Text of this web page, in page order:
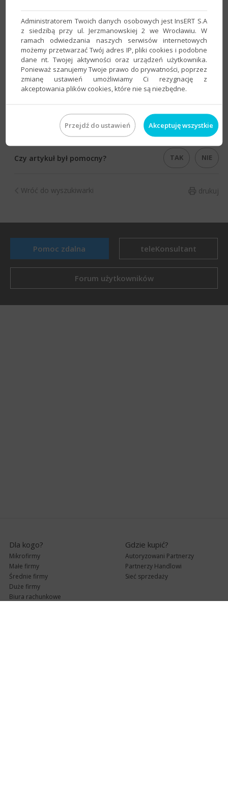
​Artykuł ​należy do
zbioru zagadnień e-Pomocy technicznej
związanych z numeracją w Gratyfikancie nexo​.​
Czy artykuł był pomocny? TAK NIE
drukuj
Wróć do wyszukiwarki
Pomoc zdalna teleKonsultant
Forum użytkowników
Dla kogo?
Mikrofirmy
Małe firmy
Średnie firmy
Duże firmy
Biura rachunkowe
Gdzie kupić?
Autoryzowani Partnerzy
Partnerzy Handlowi
Sieć sprzedaży
Administratorem Twoich danych osobowych jest InsERT S.A
z siedzibą przy ul. Jerzmanowskiej 2 we Wrocławiu. W
ramach odwiedzania naszych serwisów internetowych
możemy przetwarzać Twój adres IP, pliki cookies i podobne
dane nt. Twojej aktywności oraz urządzeń użytkownika.
Ponieważ szanujemy Twoje prawo do prywatności, poprzez
zmianę ustawień umożliwiamy Ci rezygnację z
akceptowania plików cookies, które nie są niezbędne.
Przejdź do ustawień Akceptuję wszystkie